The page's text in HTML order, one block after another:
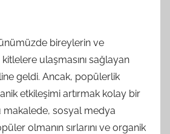
bireylerin ve
ulaşmasını sağlayan
geldi. Ancak, popülerlik
etkileşimi artırmak kolay bir
makalede, sosyal medya
olmanın sırlarını ve organik